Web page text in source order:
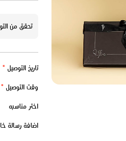
تحقق من
تاريخ التوصيل *
وقت التوصيل *
اختر مناسبه
اضافة رسالة